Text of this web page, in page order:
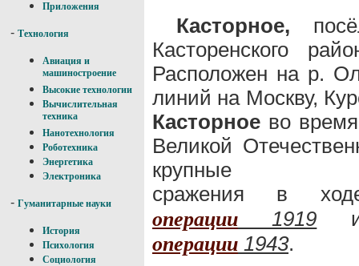
Приложения
- Технология
Авиация и
машиностроение
Высокие технологии
Вычислительная
техника
Нанотехнология
Роботехника
Энергетика
Электроника
- Гуманитарные науки
История
Психология
Социология
Касторное,
Касторенского
Расположен на р.
линий на Москву,
Касторное во
Великой
крупные
сражения в
операции 1919
операции 1943.